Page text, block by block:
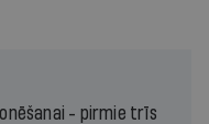
- pirmie trīs